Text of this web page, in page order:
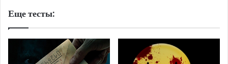
Еще тесты: